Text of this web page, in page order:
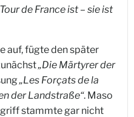
de France ist – sie ist
auf, fügte den später
„Die Märtyrer der
„Les Forçats de la
der Landstraße“. Maso
stammte gar nicht